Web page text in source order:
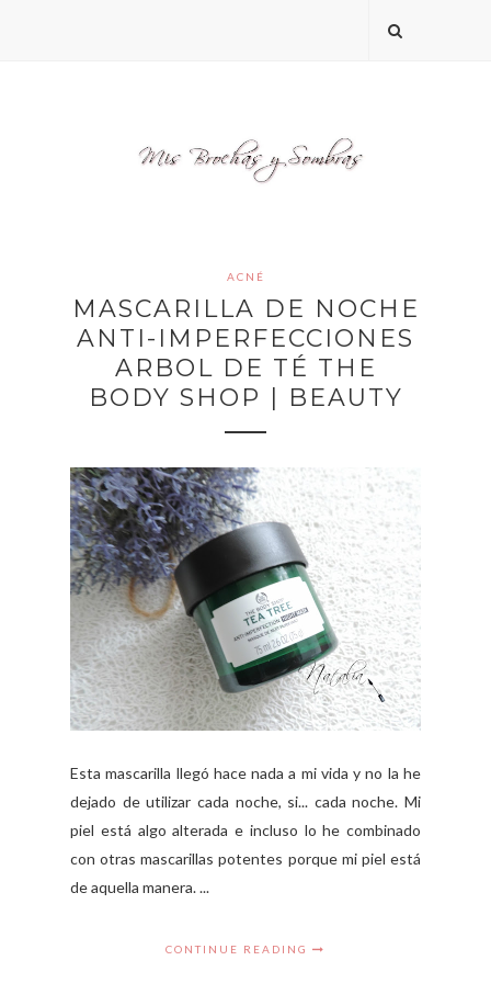
ACNÉ
MASCARILLA DE NOCHE
ANTI-IMPERFECCIONES
ARBOL DE TÉ THE
BODY SHOP | BEAUTY
Esta mascarilla llegó hace nada a mi vida y no la he
dejado de utilizar cada noche, si... cada noche. Mi
piel está algo alterada e incluso lo he combinado
con otras mascarillas potentes porque mi piel está
de aquella manera. ...
CONTINUE READING